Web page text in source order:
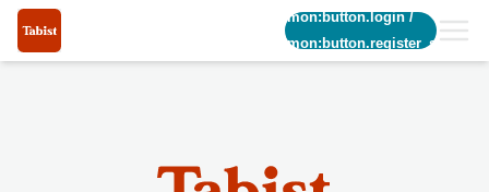
common:button.login/
common:button.register_short